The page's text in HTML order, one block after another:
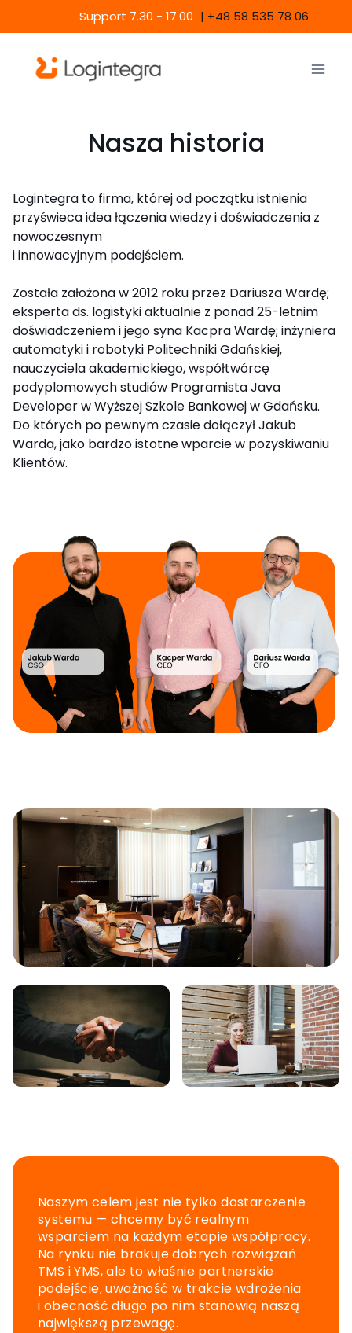
do
treści
Support 7.30 - 17.00 | +48 58 535 78 06
Nasza historia
Logintegra to firma, której od początku istnienia
przyświeca idea łączenia wiedzy i doświadczenia z
nowoczesnym
i innowacyjnym podejściem.
Została założona w 2012 roku przez Dariusza Wardę;
eksperta ds. logistyki aktualnie z ponad 25-letnim
doświadczeniem i jego syna Kacpra Wardę; inżyniera
automatyki i robotyki Politechniki Gdańskiej,
nauczyciela akademickiego, współtwórcę
podyplomowych studiów Programista Java
Developer w Wyższej Szkole Bankowej w Gdańsku.
Do których po pewnym czasie dołączył Jakub
Warda, jako bardzo istotne wparcie w pozyskiwaniu
Klientów.
Naszym celem jest nie tylko dostarczenie
systemu — chcemy być realnym
wsparciem na każdym etapie współpracy.
Na rynku nie brakuje dobrych rozwiązań
TMS i YMS, ale to właśnie partnerskie
podejście, uważność w trakcie wdrożenia
i obecność długo po nim stanowią naszą
największą przewagę.